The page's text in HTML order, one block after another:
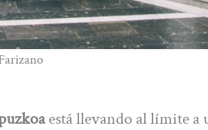
está llevando al límite a